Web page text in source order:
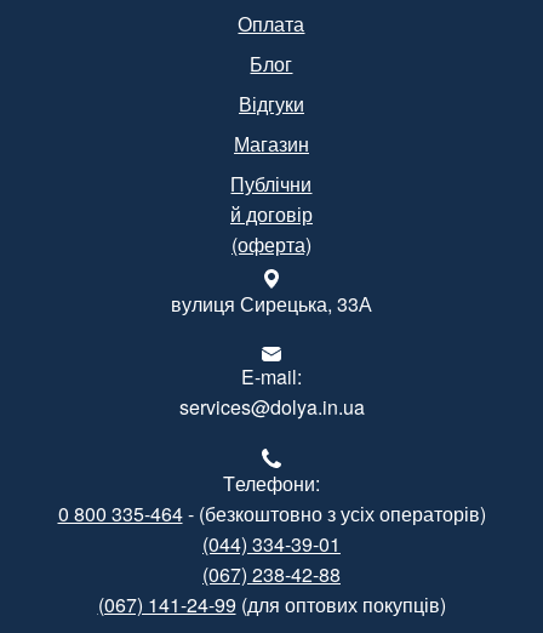
Оплата
Блог
Відгуки
Магазин
Публічни
й договір
(оферта)
вулиця Сирецька, 33А
E-mail:
services@dolya.in.ua
Tелефони:
0 800 335-464- (безкоштовно з усіх операторів)
(044) 334-39-01
(067) 238-42-88
(067) 141-24-99 (для оптових покупців)